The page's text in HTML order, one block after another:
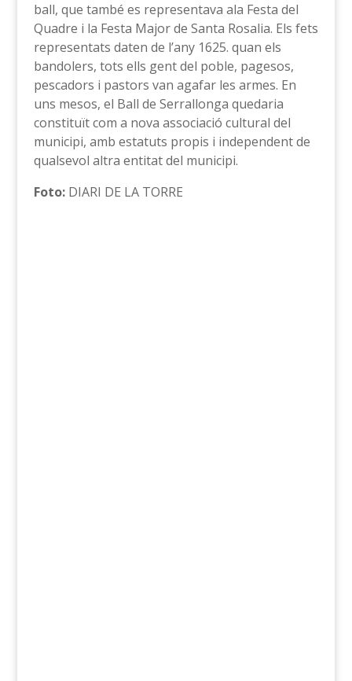
ball, que també es representava ala Festa del
Quadre i la Festa Major de Santa Rosalia. Els fets
representats daten de l’any 1625. quan els
bandolers, tots ells gent del poble, pagesos,
pescadors i pastors van agafar les armes. En
uns mesos, el Ball de Serrallonga quedaria
constituït com a nova associació cultural del
municipi, amb estatuts propis i independent de
qualsevol altra entitat del municipi.
Foto:DIARI DE LA TORRE